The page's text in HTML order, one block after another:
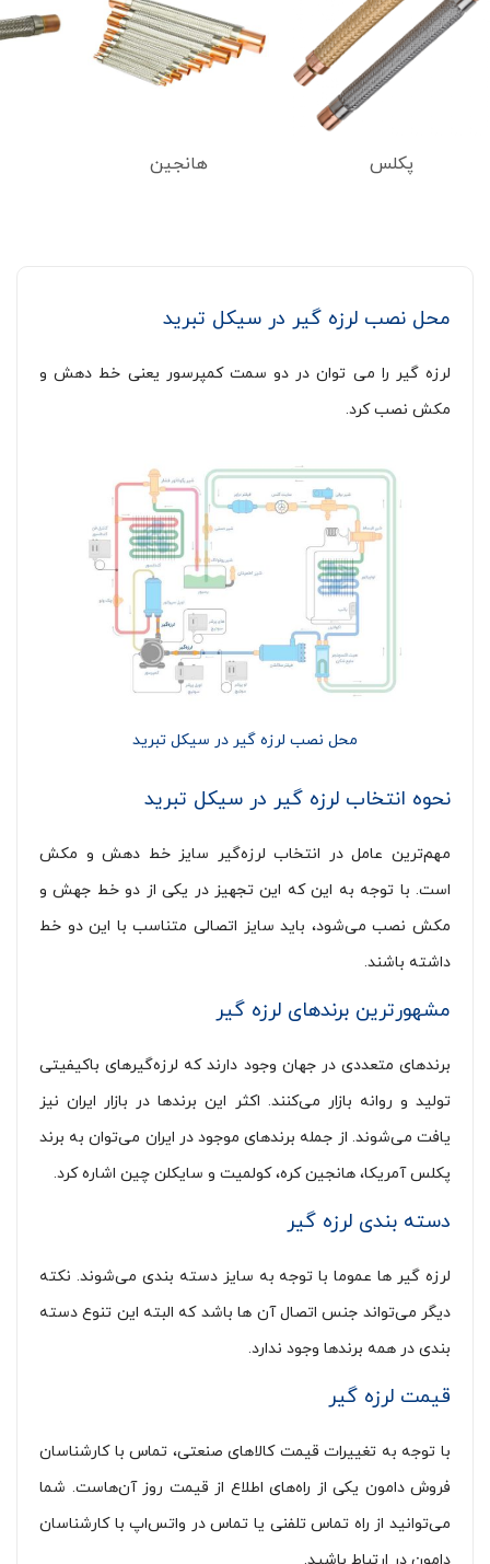
پکلس هانجین
محل نصب لرزه گیر در سیکل تبرید
لرزه گیر را می توان در دو سمت کمپرسور یعنی خط دهش و
مکش نصب کرد.
محل نصب لرزه گیر در سیکل تبرید
نحوه انتخاب لرزه گیر در سیکل تبرید
مهم‌ترین عامل در انتخاب لرزه‌گیر سایز خط دهش و مکش
است. با توجه به این که این تجهیز در یکی از دو خط جهش و
مکش نصب می‌شود، باید سایز اتصالی متناسب با این دو خط
داشته باشند.
مشهورترین برندهای لرزه گیر
برندهای متعددی در جهان وجود دارند که لرزه‌گیرهای باکیفیتی
تولید و روانه بازار می‌کنند. اکثر این برندها در بازار ایران نیز
یافت می‌شوند. از جمله برندهای موجود در ایران می‌توان به برند
پکلس آمریکا، هانجین کره، کولمیت و سایکلن چین اشاره کرد.
دسته بندی لرزه گیر
لرزه گیر ها عموما با توجه به سایز دسته بندی می‌شوند. نکته
دیگر می‌تواند جنس اتصال آن ها باشد که البته این تنوع دسته
بندی در همه برندها وجود ندارد.
قیمت لرزه گیر
با توجه به تغییرات قیمت کالاهای صنعتی، تماس با کارشناسان
فروش دامون یکی از راه‌های اطلاع از قیمت روز آن‌هاست. شما
می‌توانید از راه تماس تلفنی یا تماس در واتس‌اپ با کارشناسان